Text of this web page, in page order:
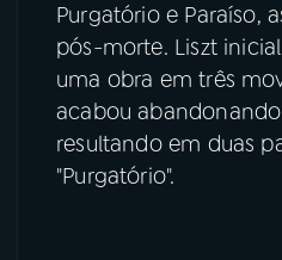
Purgatório e Paraíso,
pós-morte. Liszt
uma obra em três
acabou
resultando em duas
"Purgatório".